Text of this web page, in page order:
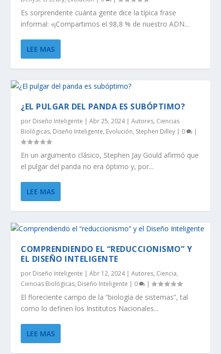
Es sorprendente cuánta gente dice la típica frase
informal: «¡Compartimos el 98,8 % de nuestro ADN...
LEE MAS
¿EL PULGAR DEL PANDA ES SUBÓPTIMO?
por Diseño Inteligente |Abr 25, 2024|Autores, Ciencias
Biológicas, Diseño Inteligente, Evolución, Stephen Dilley | 0 |
En un argumento clásico, Stephen Jay Gould afirmó que
el pulgar del panda no era óptimo y, por...
LEE MAS
COMPRENDIENDO EL “REDUCCIONISMO” Y
EL DISEÑO INTELIGENTE
por Diseño Inteligente |Abr 12, 2024|Autores, Ciencia,
Ciencias Biológicas, Diseño Inteligente | 0 |
El floreciente campo de la “biología de sistemas”, tal
como lo definen los Institutos Nacionales...
LEE MAS